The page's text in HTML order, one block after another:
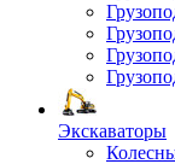
Экскаваторы